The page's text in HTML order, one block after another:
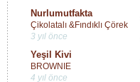
Nurlumutfakta
Çikolatalı &Fındıklı Çörek
3 yıl önce
Yeşil Kivi
BROWNIE
4 yıl önce